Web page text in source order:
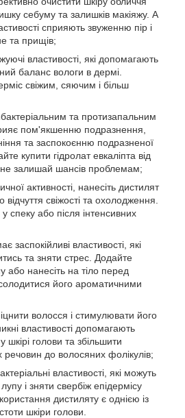
себуму та залишків макіяжу. А
сприяють звуженню пір і
та прищів;
властивості, які допомагають
баланс вологи в дермі.
свіжим, сяючим і більш
та протизапальним
пом'якшенню подразнення,
та заспокоєнню подразненої
купити гідролат евкаліпта від
не залишай шансів проблемам;
активності, нанесіть дистилят
свіжості та охолодження.
спеку або після інтенсивних
заспокійливі властивості, які
та зняти стрес. Додайте
або нанесіть на тіло перед
його ароматичними
волосся і стимулювати його
властивості допомагають
шкірі голови та збільшити
до волосяних фолікулів;
властивості, які можуть
і зняти свербіж епідермісу
дистиляту є однією із
шкіри голови.